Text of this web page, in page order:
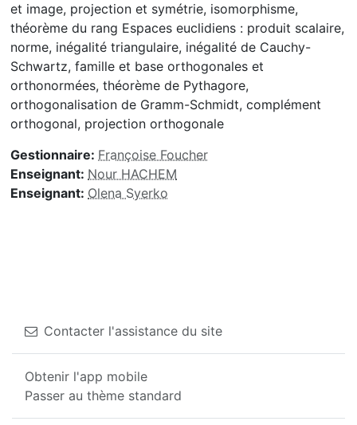
et image, projection et symétrie, isomorphisme,
théorème du rang Espaces euclidiens : produit scalaire,
norme, inégalité triangulaire, inégalité de Cauchy-
Schwartz, famille et base orthogonales et
orthonormées, théorème de Pythagore,
orthogonalisation de Gramm-Schmidt, complément
orthogonal, projection orthogonale
Gestionnaire: Françoise Foucher
Enseignant: Nour HACHEM
Enseignant: Olena Syerko
Contacter l'assistance du site
Obtenir l'app mobile
Passer au thème standard